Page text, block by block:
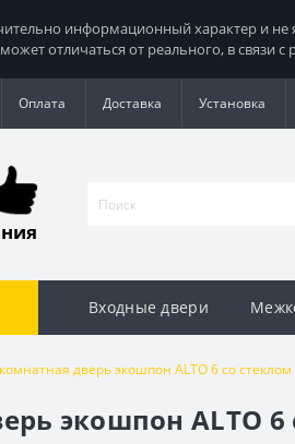
информационный характер и
отличаться от реального, в
Оплата Доставка Установка
Входные двери
дверь экошпон ALTO 6 со
экошпон ALTO